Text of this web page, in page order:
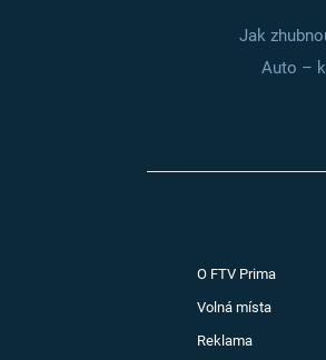
Jak
Auto –
O FTV Prima
Volná místa
Reklama